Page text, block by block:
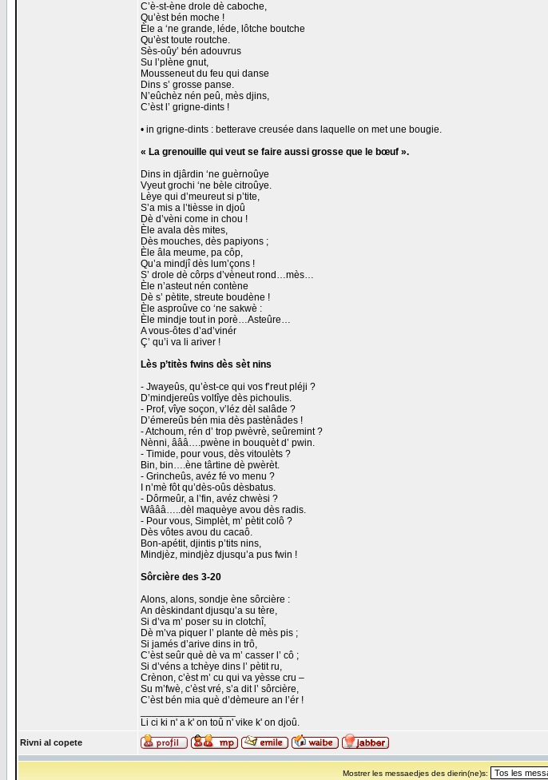
C’è-st-ène drole dè caboche,
Qu’èst bén moche !
Èle a ‘ne grande, léde, lôtche boutche
Qu’èst toute routche.
Sès-oûy’ bén adouvrus
Su l’plène gnut,
Mousseneut du feu qui danse
Dins s’ grosse panse.
N’eûchèz nén peû, mès djins,
C’èst l’ grigne-dints !
• in grigne-dints : betterave creusée dans laquelle on met une bougie.
« La grenouille qui veut se faire aussi grosse que le bœuf ».
Dins in djârdin ‘ne guèrnoûye
Vyeut grochi ‘ne bèle citroûye.
Lèye qui d’meureut si p’tite,
S’a mis a l’tièsse in djoû
Dè d’vèni come in chou !
Èle avala dès mites,
Dès mouches, dès papiyons ;
Èle âla meume, pa côp,
Qu’a mindjî dès lum’çons !
S’ drole dè côrps d’vèneut rond…mès…
Èle n’asteut nén contène
Dè s’ pètite, streute boudène !
Èle asproûve co ‘ne sakwè :
Èle mindje tout in porè…Asteûre…
A vous-ôtes d’ad’vinér
Ç’ qu’i va li ariver !
Lès p’titès fwins dès sèt nins
- Jwayeûs, qu’èst-ce qui vos f’reut pléji ?
D’mindjereûs voltîye dès pichoulis.
- Prof, vîye soçon, v’léz dèl salâde ?
D’émereûs bén mia dès pastènâdes !
- Atchoum, rén d’ trop pwèvrè, seûremint ?
Nènni, âââ….pwène in bouquèt d’ pwin.
- Timide, pour vous, dès vitoulèts ?
Bin, bin….ène târtine dè pwèrèt.
- Grincheûs, avéz fé vo menu ?
I n’mè fôt qu’dès-oûs dèsbatus.
- Dôrmeûr, a l’fin, avéz chwèsi ?
Wâââ…..dèl maquèye avou dès radis.
- Pour vous, Simplèt, m’ pètit colô ?
Dès vôtes avou du cacaô.
Bon-apétit, djintis p’tits nins,
Mindjèz, mindjèz djusqu’a pus fwin !
Sôrcière des 3-20
Alons, alons, sondje ène sôrcière :
An dèskindant djusqu’a su tère,
Si d’va m’ poser su in clotchî,
Dè m’va piquer l’ plante dè mès pis ;
Si jamés d’arive dins in trô,
C’èst seûr què dè va m’ casser l’ cô ;
Si d’véns a tchèye dins l’ pètit ru,
Crènon, c’èst m’ cu qui va yèsse cru –
Su m’fwè, c’èst vré, s’a dit l’ sôrcière,
C’èst bén mia què d’dèmeure an l’ér !
Li ci ki n' a k' on toû n' vike k' on djoû.
Rivni al copete
Mostrer les messaedjes des dierin(ne)s: